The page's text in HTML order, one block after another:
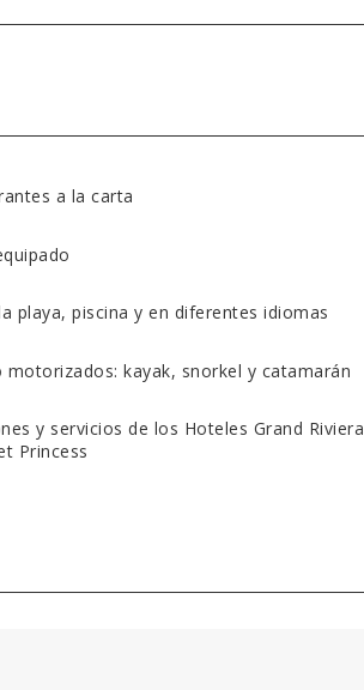
a la carta
playa, piscina y en diferentes idiomas
kayak, snorkel y catamarán
y servicios de los Hoteles Grand Riviera
Princess